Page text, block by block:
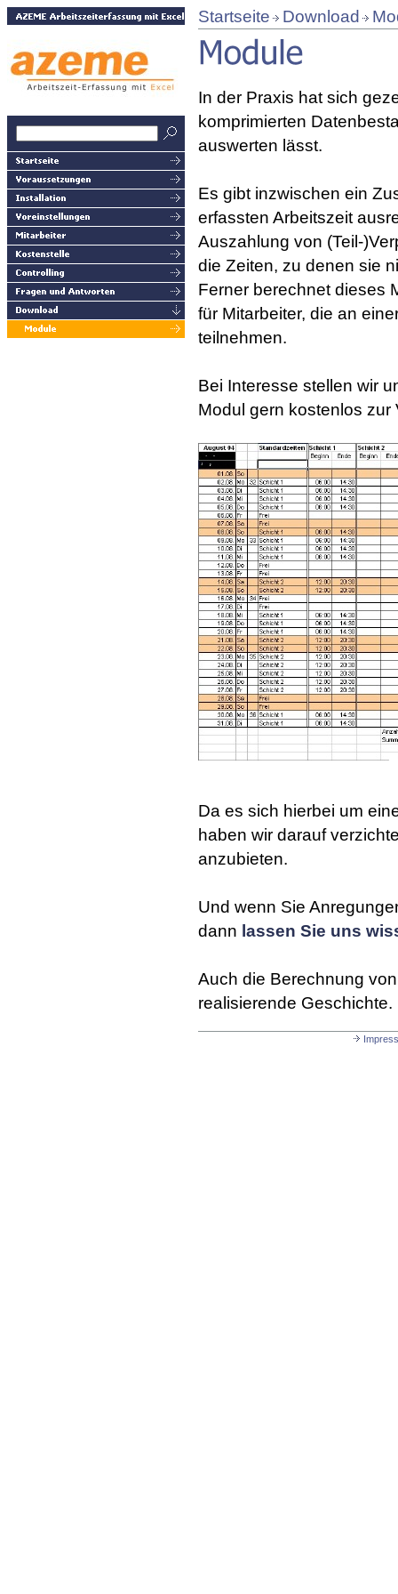
Startseite Download
In der Praxis hat sich
komprimierten
auswerten lässt.
Es gibt inzwischen ein
erfassten Arbeitszeit
Auszahlung von (Teil-
die Zeiten, zu denen sie
Ferner berechnet dieses
für Mitarbeiter, die an
teilnehmen.
Bei Interesse stellen wir
Modul gern kostenlos
Da es sich hierbei um
haben wir darauf
anzubieten.
Und wenn Sie
dann lassen Sie uns
Auch die Berechnung
realisierende Geschichte.